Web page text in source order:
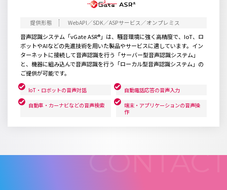
WebAPI／SDK／ASPサービス／オンプレミス
音声認識システム「vGate ASR®」は、騒音環境に強く高精度で、IoT、ロ
ボットやAIなどの先進技術を用いた製品やサービスに適しています。イン
ターネットに接続して音声認識を行う「サーバー型音声認識システム」
と、機器に組み込んで音声認識を行う「ローカル型音声認識システム」の
ご提供が可能です。
IoT・ロボットの音声対話
自動電話応答の音声入力
自動車・カーナビなどの音声検索
端末・アプリケーションの音声操
作